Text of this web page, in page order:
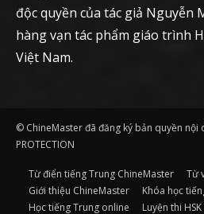
độc quyền của tác giả Nguyễn
hàng vạn tác phẩm giáo trình
Việt Nam.
© ChineMaster đã đăng ký bản quyền nội
PROTECTION
Từ điển tiếng Trung ChineMaster
Từ
Giới thiệu ChineMaster
Khóa học
Học tiếng Trung online
Luyện thi